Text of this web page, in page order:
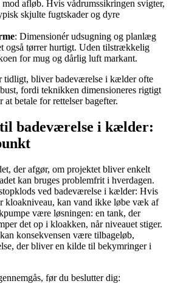
afløb. Hvis vådrumssikringen svigter,
skjulte fugtskader og dyre
: Dimensionér udsugning og planlæg
også tørrer hurtigt. Uden tilstrækkelig
for mug og dårlig luft markant.
tidligt, bliver badeværelse i kælder ofte
fordi teknikken dimensioneres rigtigt
betale for rettelser bagefter.
badeværelse i kælder:
der afgør, om projektet bliver enkelt
kan bruges problemfrit i hverdagen.
ved badeværelse i kælder: Hvis
kloakniveau, kan vand ikke løbe væk af
være løsningen: en tank, der
det op i kloakken, når niveauet stiger.
konsekvensen være tilbageløb,
der bliver en kilde til bekymringer i
før du beslutter dig: